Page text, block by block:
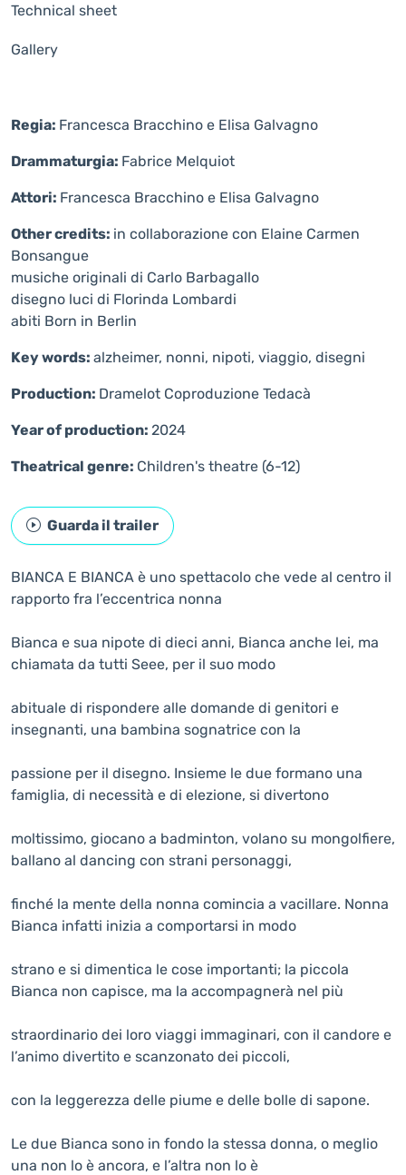
Technical sheet
Gallery
Regia: Francesca Bracchino e Elisa Galvagno
Drammaturgia: Fabrice Melquiot
Attori: Francesca Bracchino e Elisa Galvagno
Other credits: in collaborazione con Elaine Carmen
Bonsangue
musiche originali di Carlo Barbagallo
disegno luci di Florinda Lombardi
abiti Born in Berlin
Key words: alzheimer, nonni, nipoti, viaggio, disegni
Production: Dramelot Coproduzione Tedacà
Year of production: 2024
Theatrical genre: Children's theatre (6-12)
Guarda il trailer
BIANCA E BIANCA è uno spettacolo che vede al centro il
rapporto fra l’eccentrica nonna
Bianca e sua nipote di dieci anni, Bianca anche lei, ma
chiamata da tutti Seee, per il suo modo
abituale di rispondere alle domande di genitori e
insegnanti, una bambina sognatrice con la
passione per il disegno. Insieme le due formano una
famiglia, di necessità e di elezione, si divertono
moltissimo, giocano a badminton, volano su mongolfiere,
ballano al dancing con strani personaggi,
finché la mente della nonna comincia a vacillare. Nonna
Bianca infatti inizia a comportarsi in modo
strano e si dimentica le cose importanti; la piccola
Bianca non capisce, ma la accompagnerà nel più
straordinario dei loro viaggi immaginari, con il candore e
l’animo divertito e scanzonato dei piccoli,
con la leggerezza delle piume e delle bolle di sapone.
Le due Bianca sono in fondo la stessa donna, o meglio
una non lo è ancora, e l’altra non lo è